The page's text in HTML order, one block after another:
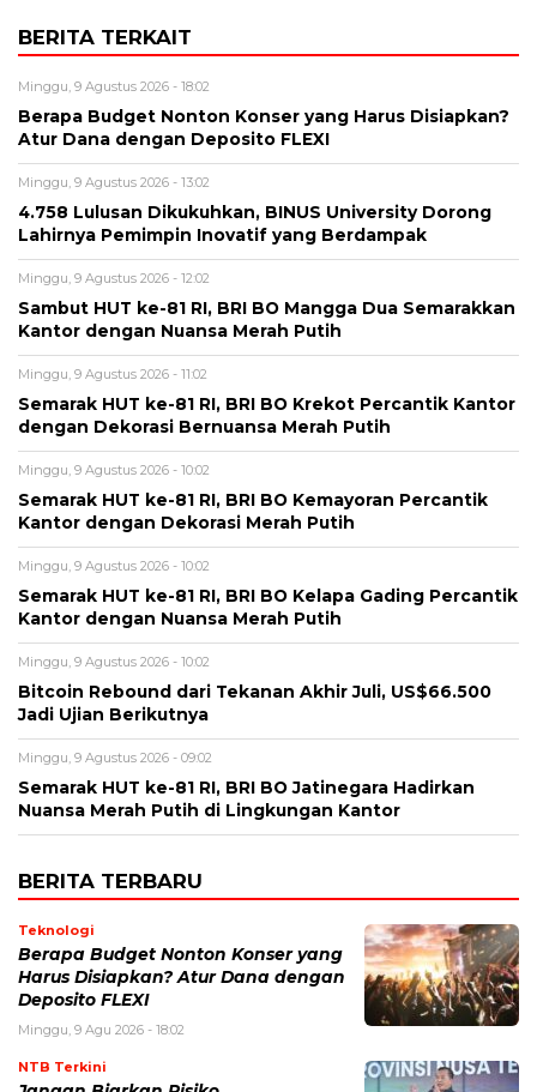
BERITA TERKAIT
Minggu, 9 Agustus 2026 - 18:02
Berapa Budget Nonton Konser yang Harus Disiapkan?
Atur Dana dengan Deposito FLEXI
Minggu, 9 Agustus 2026 - 13:02
4.758 Lulusan Dikukuhkan, BINUS University Dorong
Lahirnya Pemimpin Inovatif yang Berdampak
Minggu, 9 Agustus 2026 - 12:02
Sambut HUT ke-81 RI, BRI BO Mangga Dua Semarakkan
Kantor dengan Nuansa Merah Putih
Minggu, 9 Agustus 2026 - 11:02
Semarak HUT ke-81 RI, BRI BO Krekot Percantik Kantor
dengan Dekorasi Bernuansa Merah Putih
Minggu, 9 Agustus 2026 - 10:02
Semarak HUT ke-81 RI, BRI BO Kemayoran Percantik
Kantor dengan Dekorasi Merah Putih
Minggu, 9 Agustus 2026 - 10:02
Semarak HUT ke-81 RI, BRI BO Kelapa Gading Percantik
Kantor dengan Nuansa Merah Putih
Minggu, 9 Agustus 2026 - 10:02
Bitcoin Rebound dari Tekanan Akhir Juli, US$66.500
Jadi Ujian Berikutnya
Minggu, 9 Agustus 2026 - 09:02
Semarak HUT ke-81 RI, BRI BO Jatinegara Hadirkan
Nuansa Merah Putih di Lingkungan Kantor
BERITA TERBARU
Teknologi
Berapa Budget Nonton Konser yang
Harus Disiapkan? Atur Dana dengan
Deposito FLEXI
Minggu, 9 Agu 2026 - 18:02
NTB Terkini